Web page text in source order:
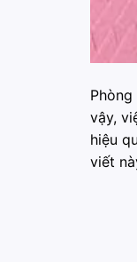
vậy,
hiệu
viết